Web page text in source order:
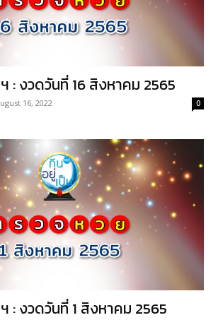
: งวดวันที่ 16 สิงหาคม 2565
16, 2022 0
: งวดวันที่ 1 สิงหาคม 2565